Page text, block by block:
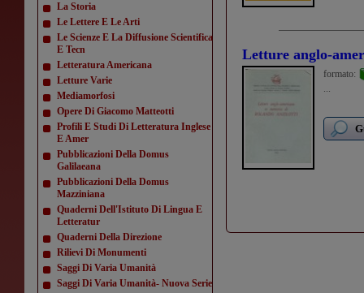
La Storia
Le Lettere E Le Arti
Le Scienze E La Diffusione Scientifica
E Tecn
Letteratura Americana
Letture Varie
Mediamorfosi
Opere Di Giacomo Matteotti
Profili E Studi Di Letteratura Inglese
E Amer
Pubblicazioni Della Domus
Galilaeana
Pubblicazioni Della Domus
Mazziniana
Quaderni Dell'Istituto Di Lingua E
Letteratur
Quaderni Della Direzione
Rilievi Di Monumenti
Saggi Di Varia Umanità
Saggi Di Varia Umanità- Nuova Serie
Letture anglo-
formato:
...